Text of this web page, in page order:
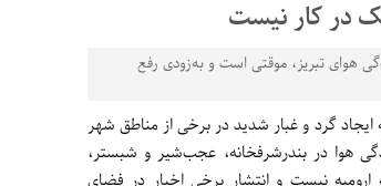
در کار نیست
هوای تبریز، موقتی است و به‌زودی رفع
ایجاد گرد و غبار شدید در برخی از مناطق شهر
هوا در بندرشرفخانه، عجب‌شیر و شبستر،
نیست و انتشار برخی اخبار در فضای